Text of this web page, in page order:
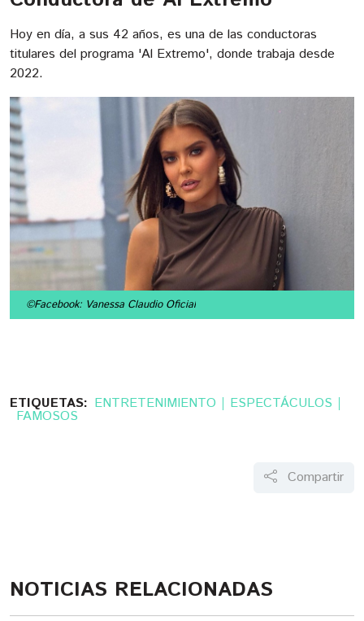
Hoy en día, a sus 42 años, es una de las conductoras
titulares del programa 'Al Extremo', donde trabaja desde
2022.
©Facebook: Vanessa Claudio Oficial
ETIQUETAS: ENTRETENIMIENTO ESPECTÁCULOS
FAMOSOS
Compartir
NOTICIAS RELACIONADAS